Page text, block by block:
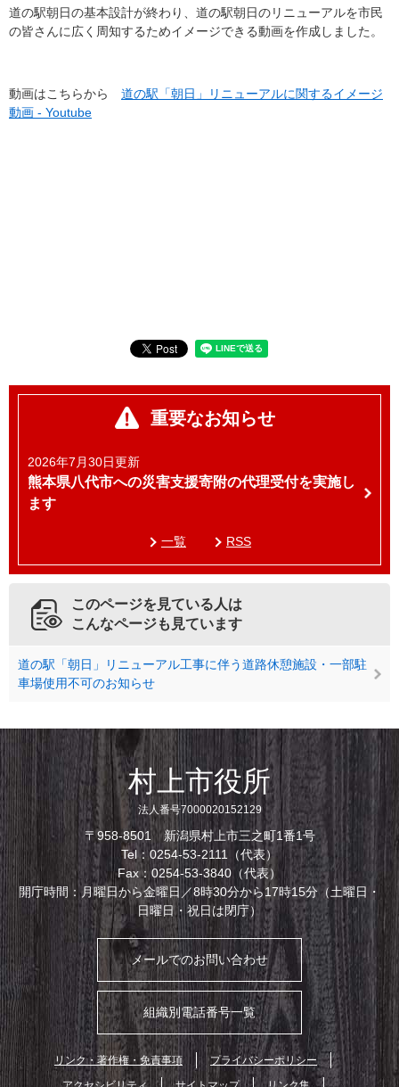
道の駅朝日の基本設計が終わり、道の駅朝日のリニューアルを市民
の皆さんに広く周知するためイメージできる動画を作成しました。​
動画はこちらから 道の駅「朝日」リニューアルに関するイメージ
動画 - Youtube
重要なお知らせ
2026年7月30日更新
熊本県八代市への災害支援寄附の代理受付を実施し
ます
一覧 RSS
このページを見ている人は
こんなページも見ています
道の駅「朝日」リニューアル工事に伴う道路休憩施設・一部駐
車場使用不可のお知らせ
村上市役所
法人番号7000020152129
〒958-8501 新潟県村上市三之町1番1号
Tel：0254-53-2111（代表）
Fax：0254-53-3840（代表）
開庁時間：月曜日から金曜日／8時30分から17時15分（土曜日・
日曜日・祝日は閉庁）
メールでのお問い合わせ
組織別電話番号一覧
リンク・著作権・免責事項
プライバシーポリシー